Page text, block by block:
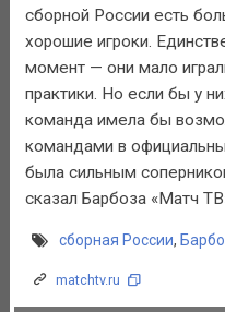
сборной России есть
хорошие игроки.
момент — они мало
практики. Но если бы у
команда имела бы
командами в
была сильным
сказал Барбоза «Матч
сборная России,
matchtv.ru